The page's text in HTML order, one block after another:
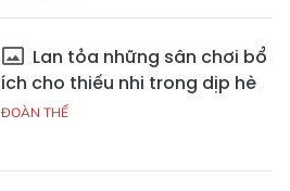
Lan tỏa những sân chơi bổ
ích cho thiếu nhi trong dịp hè
ĐOÀN THỂ